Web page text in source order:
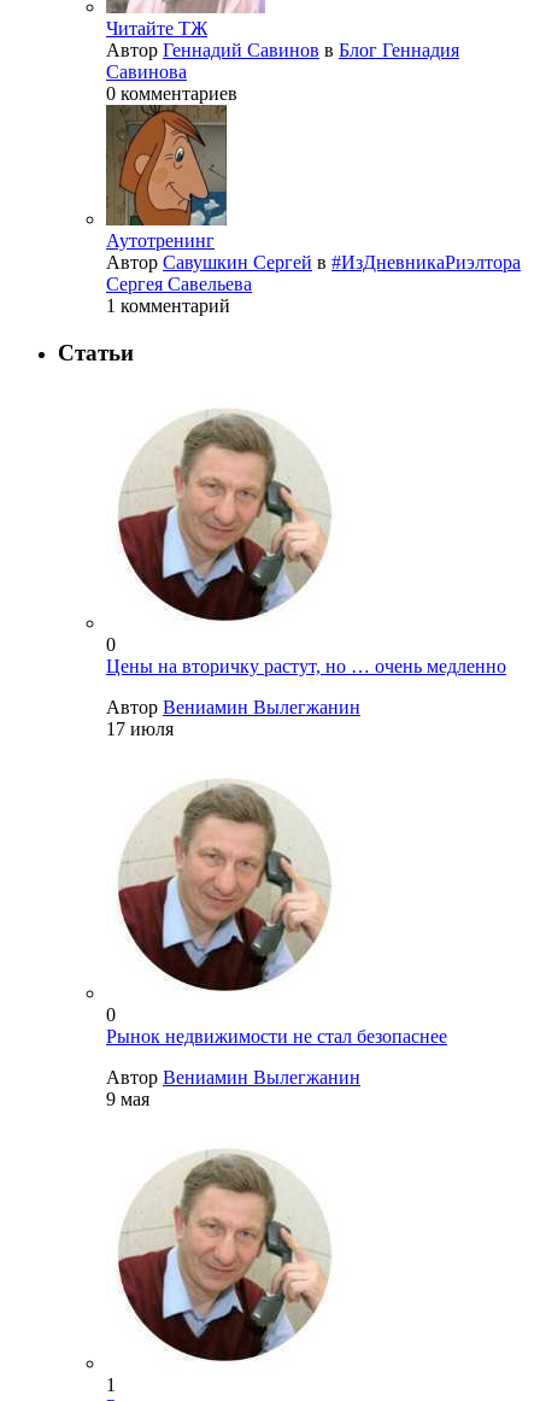
Читайте ТЖ
Автор Геннадий Савинов в Блог Геннадия
Савинова
0 комментариев
Аутотренинг
Автор Савушкин Сергей в #ИзДневникаРиэлтора
Сергея Савельева
1 комментарий
Статьи
0
Цены на вторичку растут, но … очень медленно
Автор Вениамин Вылегжанин
17 июля
0
Рынок недвижимости не стал безопаснее
Автор Вениамин Вылегжанин
9 мая
1